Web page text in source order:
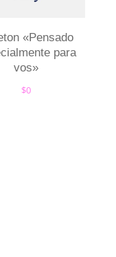
«Pensado
para
vos»
$0